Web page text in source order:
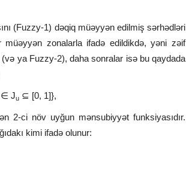
(Fuzzy-1) dəqiq müəyyən edilmiş sərhədləri
zonalarla ifadə edildikdə, yəni zəif
(və ya Fuzzy-2), daha sonralar isə bu qaydada
∈ Ju ⊆ [0, 1]},
2-ci növ uyğun mənsubiyyət funksiyasıdır.
kimi ifadə olunur: